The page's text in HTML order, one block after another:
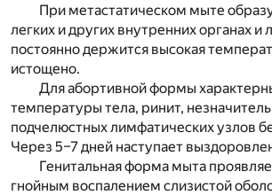
При метастатическом мыте
легких и других внутренних органах и
постоянно держится высокая
истощено.
Для абортивной формы
температуры тела, ринит,
подчелюстных лимфатических узлов
Через 5–7 дней наступает
Генитальная форма мыта
гнойным воспалением слизистой